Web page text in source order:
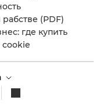
(PDF)
где купить